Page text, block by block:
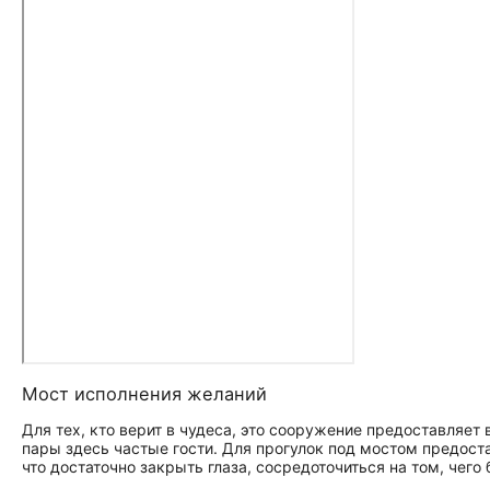
Мост исполнения желаний
Для тех, кто верит в чудеса, это сооружение
пары здесь частые гости. Для прогулок под мостом
что достаточно закрыть глаза, сосредоточиться на том,